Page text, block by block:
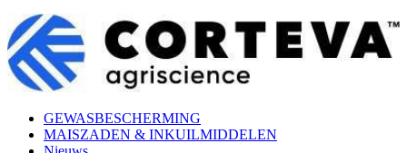
GEWASBESCHERMING
MAISZADEN & INKUILMIDDELEN